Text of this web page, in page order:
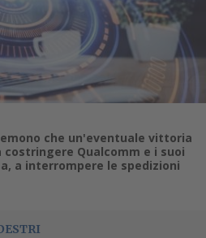
che un'eventuale vittoria
Qualcomm e i suoi
a interrompere le spedizioni